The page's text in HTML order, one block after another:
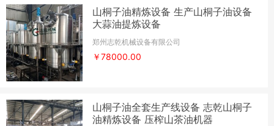
山桐子油精炼设备 生产山桐子油设备
大蒜油提炼设备
郑州志乾机械设备有限公司
￥78000.00
山桐子油全套生产线设备 志乾山桐子
油精炼设备 压榨山茶油机器